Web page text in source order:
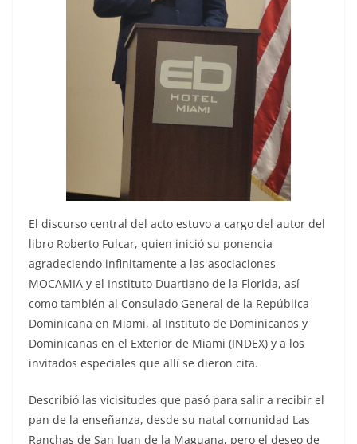
El discurso central del acto estuvo a cargo del autor del
libro Roberto Fulcar, quien inició su ponencia
agradeciendo infinitamente a las asociaciones
MOCAMIA y el Instituto Duartiano de la Florida, así
como también al Consulado General de la República
Dominicana en Miami, al Instituto de Dominicanos y
Dominicanas en el Exterior de Miami (INDEX) y a los
invitados especiales que allí se dieron cita.
Describió las vicisitudes que pasó para salir a recibir el
pan de la enseñanza, desde su natal comunidad Las
Ranchas de San Juan de la Maguana, pero el deseo de